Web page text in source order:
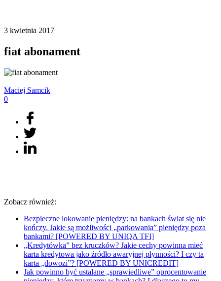
3 kwietnia 2017
fiat abonament
Maciej Samcik
0
Zobacz również:
Bezpieczne lokowanie pieniędzy: na bankach świat się nie
kończy. Jakie są możliwości „parkowania” pieniędzy poza
bankami? [POWERED BY UNIQA TFI]
„Kredytówka” bez kruczków? Jakie cechy powinna mieć
karta kredytowa jako źródło awaryjnej płynności? I czy ta
karta „dowozi”? [POWERED BY UNICREDIT]
Jak powinno być ustalane „sprawiedliwe” oprocentowanie